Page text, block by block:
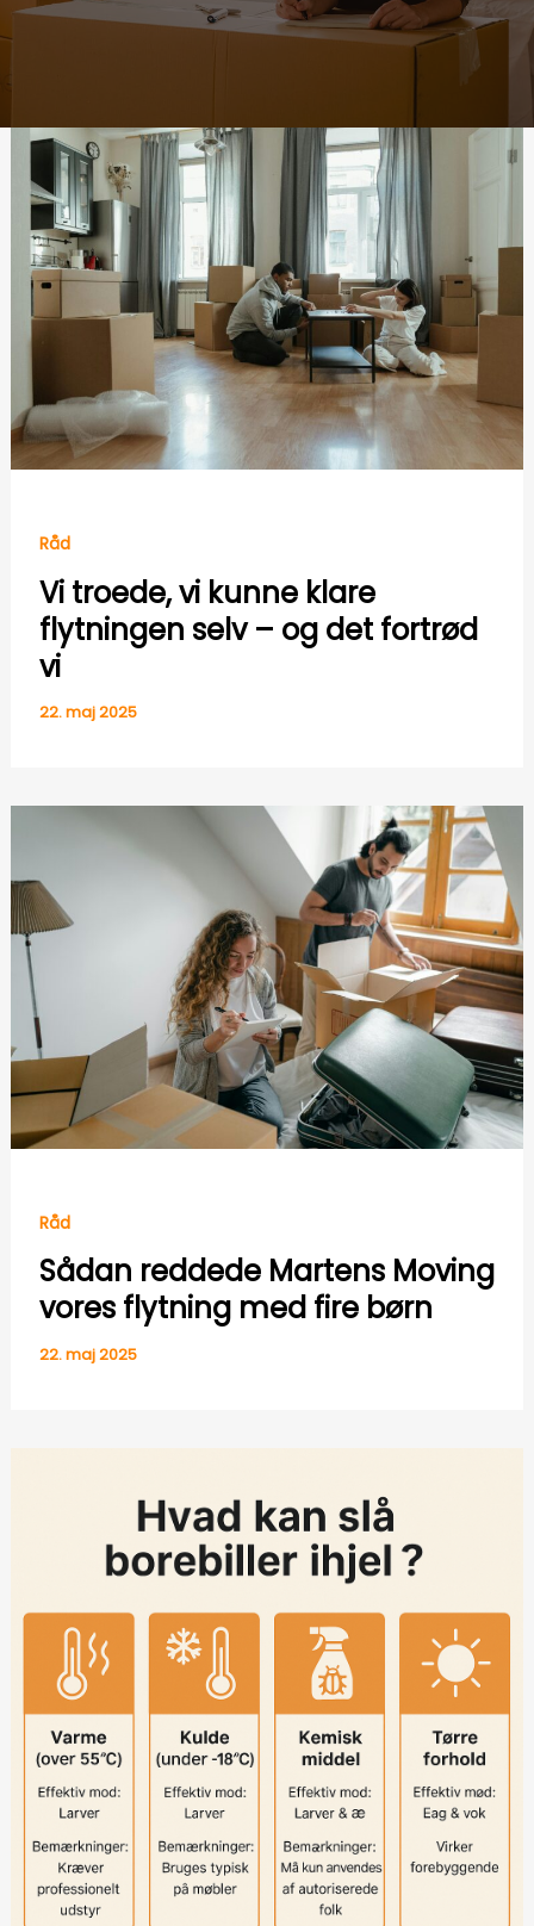
Råd
Vi troede, vi kunne klare
flytningen selv – og det fortrød
vi
22. maj 2025
Råd
Sådan reddede Martens Moving
vores flytning med fire børn
22. maj 2025